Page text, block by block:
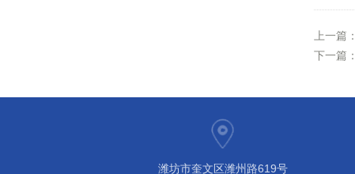
上一篇：
下一篇：
潍坊市奎文区潍州路619号